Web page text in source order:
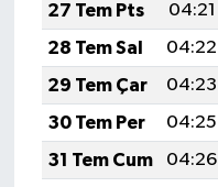
27 Tem Pts
04:21
28 Tem Sal
04:22
29 Tem Çar
04:23
30 Tem Per
04:25
31 Tem Cum
04:26